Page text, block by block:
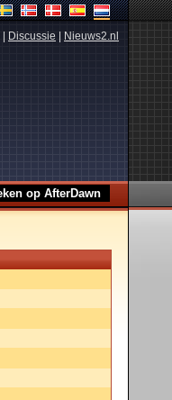
Discussie Nieuws2.nl